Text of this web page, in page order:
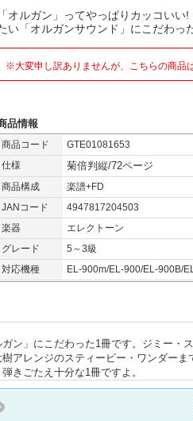
「オルガン」ってやっぱりカッコい
い「オルガンサウンド」にこだわっ
※大変申し訳ありませんが、こちらの商品
品情報
商品コード
GTE01081653
仕様
菊倍判縦/72ページ
商品構成
楽譜+FD
JANコード
4947817204503
楽器
エレクトーン
グレード
5～3級
対応機種
EL-900m/EL-900/EL-900B/
ン」にこだわった1冊です。ジミー・
アレンジのスティービー・ワンダー
きごたえ十分な1冊ですよ。